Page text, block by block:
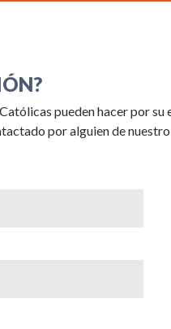
pueden hacer por su
por alguien de nuestro